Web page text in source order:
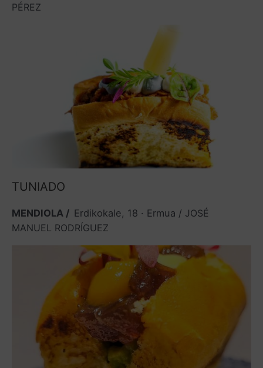
PÉREZ
TUNIADO
MENDIOLA / Erdikokale, 18 · Ermua / JOSÉ
MANUEL RODRÍGUEZ